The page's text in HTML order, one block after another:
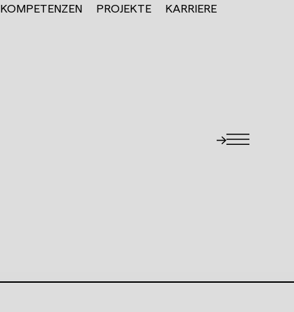
KOMPETENZEN PROJEKTE KARRIERE